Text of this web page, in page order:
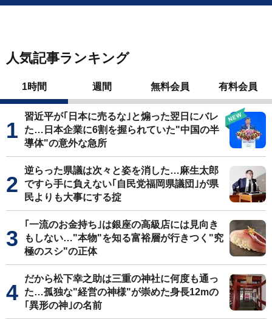
人気記事ランキング
1時間 週間 無料会員 有料会員
習近平が｢日本に売るな｣と煽った翌日にバレ
た…日本企業に6割を握られていた"中国の半
導体"の意外な急所
逆らった県議は次々と姿を消した…麻生太郎
ですら手に負えない｢自民党福岡県議団｣が県
民よりも大事にする掟
｢一流のお金持ち｣は銀座の高級店には見向き
もしない…"本物"を知る富裕層が行きつく"究
極のスシ"の正体
だから松下幸之助は三重の神社に何度も通っ
た…孤独な"経営の神様"が崇めた身長12mの
｢異形の神｣の名前